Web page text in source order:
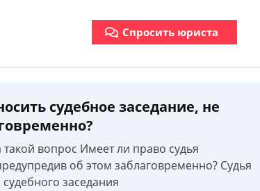
Спросить юриста
судебное заседание, не
такой вопрос Имеет ли право судья
об этом заблаговременно? Судья
заседания